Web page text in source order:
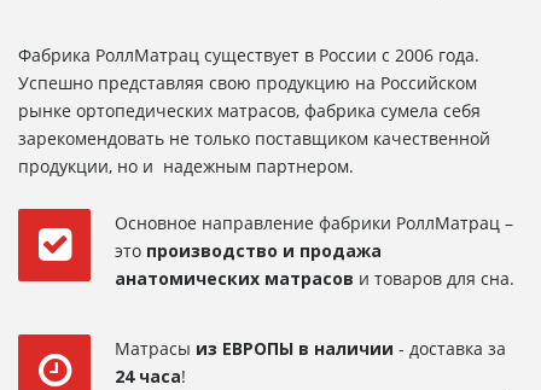
Фабрика РоллМатрац существует в России с 2006 года.
Успешно представляя свою продукцию на Российском
рынке ортопедических матрасов, фабрика сумела себя
зарекомендовать не только поставщиком качественной
продукции, но и надежным партнером.
Основное направление фабрики РоллМатрац –
это производство и продажа
анатомических матрасов и товаров для сна.
Матрасы из ЕВРОПЫ в наличии - доставка за
24 часа!